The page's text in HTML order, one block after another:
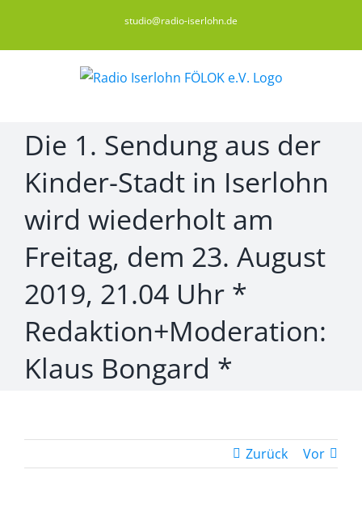
springen
studio@radio-iserlohn.de
Die 1. Sendung aus der
Kinder-Stadt in Iserlohn
wird wiederholt am
Freitag, dem 23. August
2019, 21.04 Uhr *
Redaktion+Moderation:
Klaus Bongard *
Zurück Vor